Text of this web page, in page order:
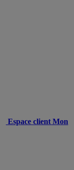
Espace client Mon